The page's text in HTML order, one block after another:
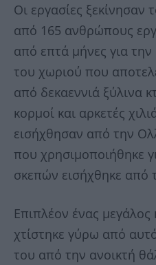
Οι εργασίες ξεκίνησαν
από 165 ανθρώπους
από επτά μήνες για
του χωριού που
από δεκαεννιά ξύλινα
κορμοί και αρκετές
εισήχθησαν από την
που χρησιμοποιήθηκε
σκεπών εισήχθηκε από
Επιπλέον ένας
χτίστηκε γύρω από
του από την ανοικτή